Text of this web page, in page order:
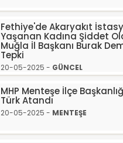
Fethiye'de Akaryakıt
Yaşanan Kadına Şiddet
Muğla İl Başkanı Burak
Tepki
20-05-2025 - GÜNCEL
MHP Menteşe İlçe
Türk Atandı
20-05-2025 - MENTEŞE